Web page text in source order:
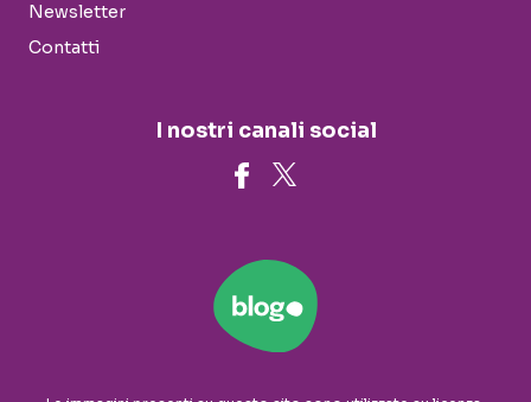
Newsletter
Contatti
I nostri canali social